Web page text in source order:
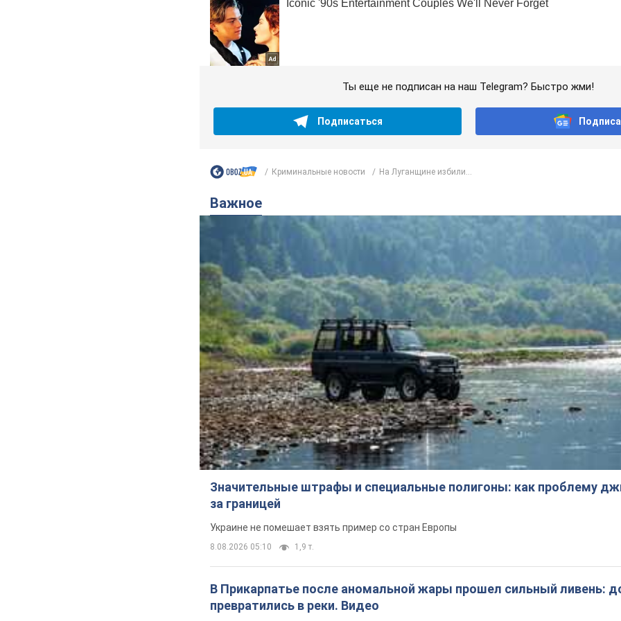
Ты еще не подписан на наш Telegram? Быстро жми!
Подписаться
Криминальные новости На Луганщине избили...
Важное
Значительные штрафы и специальные полигоны: как проблему
за границей
Украине не помешает взять пример со стран Европы
8.08.2026 05:10 1,9 т.
В Прикарпатье после аномальной жары прошел сильный ливень:
превратились в реки. Видео